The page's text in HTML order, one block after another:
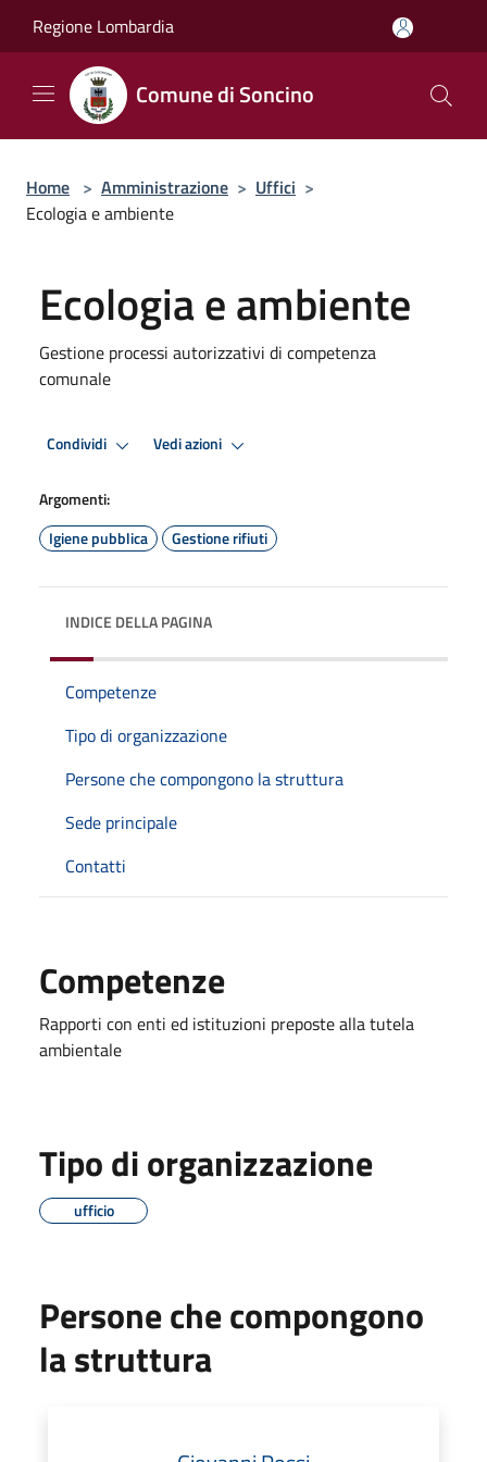
Regione Lombardia
Comune di Soncino
Home > Amministrazione > Uffici >
Ecologia e ambiente
Ecologia e ambiente
Gestione processi autorizzativi di competenza
comunale
Condividi Vedi azioni
Argomenti:
Igiene pubblica
Gestione rifiuti
INDICE DELLA PAGINA
Competenze
Tipo di organizzazione
Persone che compongono la struttura
Sede principale
Contatti
Competenze
Rapporti con enti ed istituzioni preposte alla tutela
ambientale
Tipo di organizzazione
ufficio
Persone che compongono
la struttura